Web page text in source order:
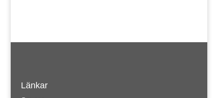
Länkar